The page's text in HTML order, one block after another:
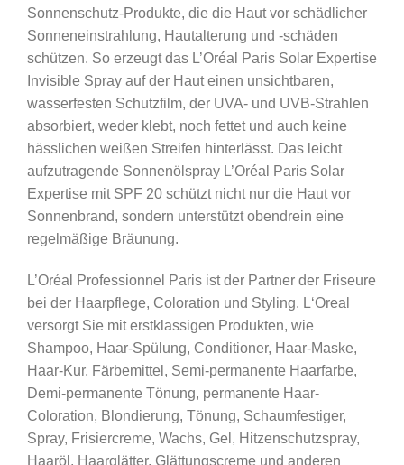
Sonnenschutz-Produkte, die die Haut vor schädlicher
Sonneneinstrahlung, Hautalterung und -schäden
schützen. So erzeugt das L’Oréal Paris Solar Expertise
Invisible Spray auf der Haut einen unsichtbaren,
wasserfesten Schutzfilm, der UVA- und UVB-Strahlen
absorbiert, weder klebt, noch fettet und auch keine
hässlichen weißen Streifen hinterlässt. Das leicht
aufzutragende Sonnenölspray L’Oréal Paris Solar
Expertise mit SPF 20 schützt nicht nur die Haut vor
Sonnenbrand, sondern unterstützt obendrein eine
regelmäßige Bräunung.
L’Oréal Professionnel Paris ist der Partner der Friseure
bei der Haarpflege, Coloration und Styling. L‘Oreal
versorgt Sie mit erstklassigen Produkten, wie
Shampoo, Haar-Spülung, Conditioner, Haar-Maske,
Haar-Kur, Färbemittel, Semi-permanente Haarfarbe,
Demi-permanente Tönung, permanente Haar-
Coloration, Blondierung, Tönung, Schaumfestiger,
Spray, Frisiercreme, Wachs, Gel, Hitzenschutzspray,
Haaröl, Haarglätter, Glättungscreme und anderen